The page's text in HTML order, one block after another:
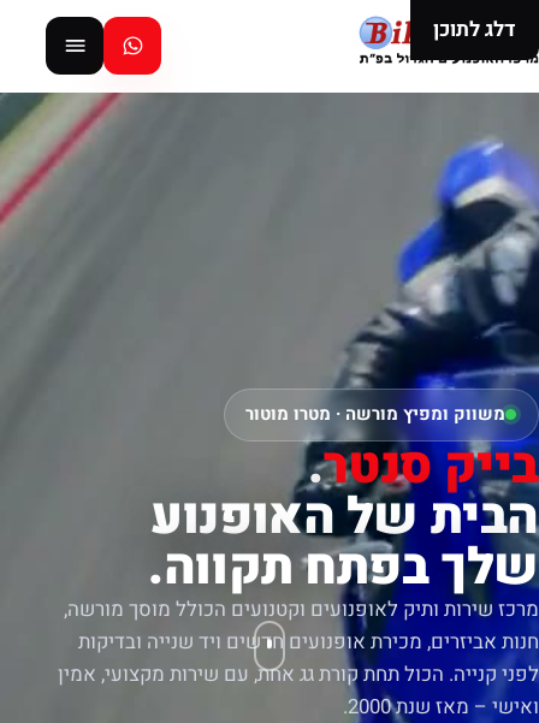
דלג לתוכן
משווק ומפיץ מורשה · מטרו מוטור
בייק סנטר.
הבית של האופנוע
שלך בפתח תקווה.
מרכז שירות ותיק לאופנועים וקטנועים הכולל מוסך מורשה,
חנות אביזרים, מכירת אופנועים חדשים ויד שנייה ובדיקות
לפני קנייה. הכול תחת קורת גג אחת, עם שירות מקצועי, אמין
ואישי – מאז שנת 2000.